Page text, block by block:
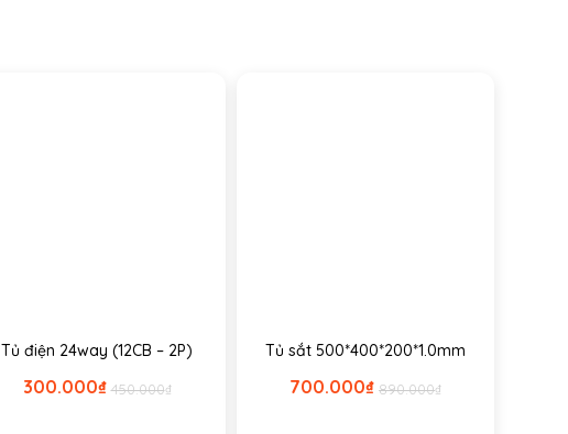
Tủ điện 24way (12CB – 2P)
₫
450.000
₫
300.000
Tủ sắt 500*400*200*1.0mm
₫
890.000
₫
700.000